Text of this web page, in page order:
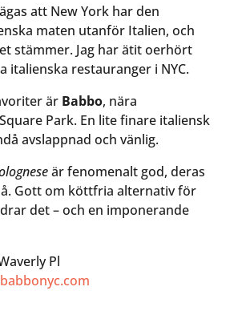
att New York har den
maten utanför Italien, och
stämmer. Jag har ätit oerhört
italienska restauranger i NYC.
är Babbo, nära
Park. En lite finare italiensk
avslappnad och vänlig.
är fenomenalt god, deras
Gott om köttfria alternativ för
det – och en imponerande
Pl